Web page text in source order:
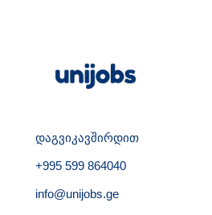
დაგვიკავშირდით
+995 599 864040
info@unijobs.ge